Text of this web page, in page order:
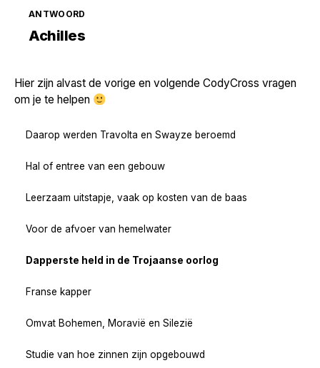
ANTWOORD
Achilles
Hier zijn alvast de vorige en volgende CodyCross vragen
om je te helpen
Daarop werden Travolta en Swayze beroemd
Hal of entree van een gebouw
Leerzaam uitstapje, vaak op kosten van de baas
Voor de afvoer van hemelwater
Dapperste held in de Trojaanse oorlog
Franse kapper
Omvat Bohemen, Moravië en Silezië
Studie van hoe zinnen zijn opgebouwd